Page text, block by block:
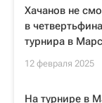
Хачанов не
в
турнира в
12 февраля 2025
На турнире в